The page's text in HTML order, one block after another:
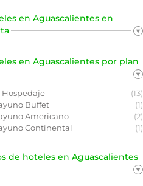
en Aguascalientes en
en Aguascalientes por plan
Hospedaje
(13)
Buffet
(1)
Americano
(2)
Continental
(1)
de hoteles en Aguascalientes